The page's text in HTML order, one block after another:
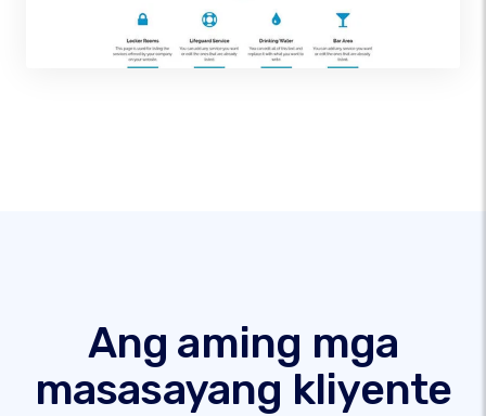
Ang aming mga
masasayang kliyente